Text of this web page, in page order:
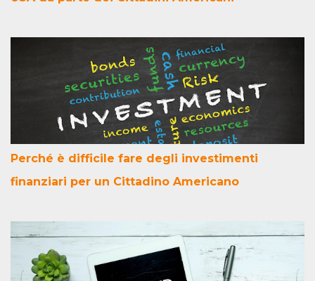
Perché è difficile fare degli investimenti
finanziari per un Cittadino Americano